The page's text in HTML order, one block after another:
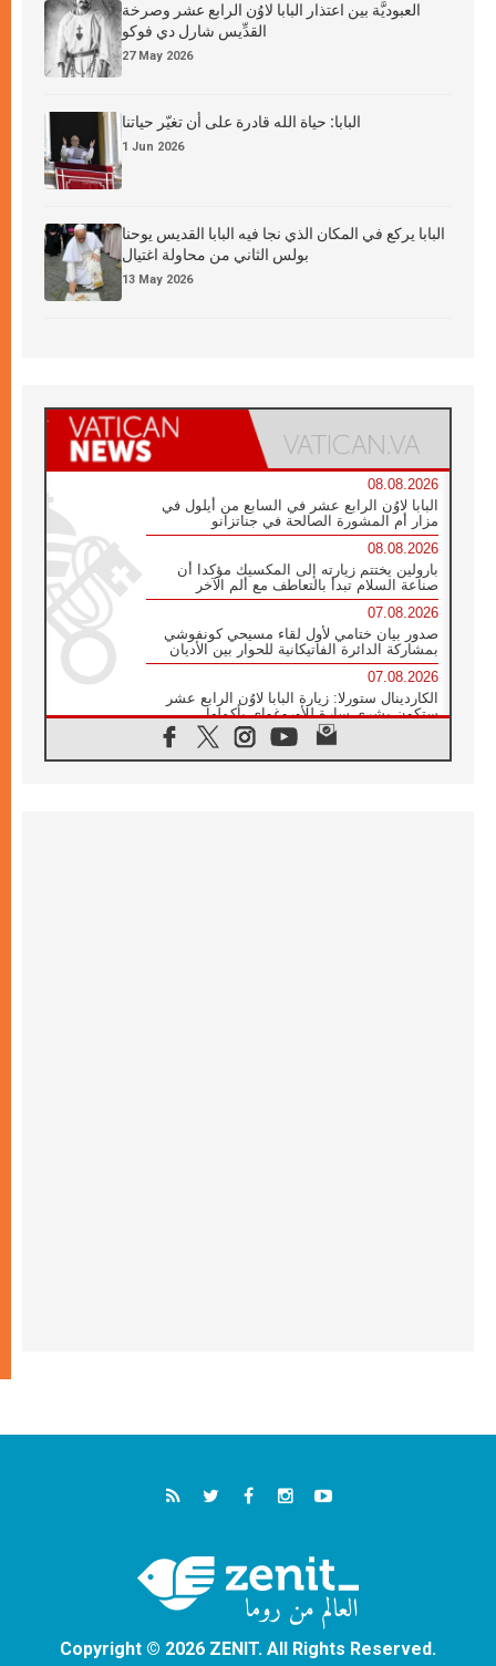
العبوديَّة بين اعتذار البابا لاوُن الرابع عشر وصرخة
القدِّيس شارل دي فوكو
27 May 2026
البابا: حياة الله قادرة على أن تغيّر حياتنا
1 Jun 2026
البابا يركع في المكان الذي نجا فيه البابا القديس يوحنا
بولس الثاني من محاولة اغتيال
13 May 2026
08.08.2026
البابا لاوُن الرابع عشر في السابع من أيلول في
مزار أم المشورة الصالحة في جناتزانو
08.08.2026
بارولين يختتم زيارته إلى المكسيك مؤكدا أن
صناعة السلام تبدأ بالتعاطف مع ألم الآخر
07.08.2026
صدور بيان ختامي لأول لقاء مسيحي كونفوشي
بمشاركة الدائرة الفاتيكانية للحوار بين الأديان
07.08.2026
الكاردينال ستورلا: زيارة البابا لاوُن الرابع عشر
ستكون بشرى سارة للأوروغواي بأكملها
الفاتيكان يعلن برنامج الزيارة الرسولية للبابا لاوُن
Copyright © 2026 ZENIT. All Rights Reserved.